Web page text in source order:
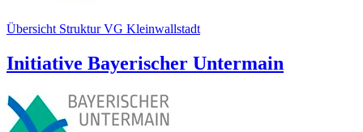
Übersicht Struktur VG Kleinwallstadt
Initiative Bayerischer Untermain